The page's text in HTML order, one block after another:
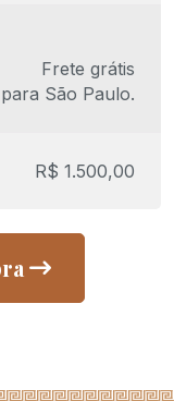
Frete grátis
São Paulo.
R$ 1.500,00